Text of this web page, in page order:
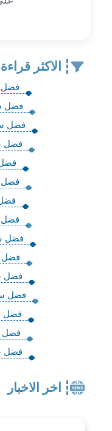
الاكثر
فضل
فضل
فضل
فضل
فضل
فضل
فضل
فضل
فضل
فضل
فضل
فضل
فضل
اخر الاخبار